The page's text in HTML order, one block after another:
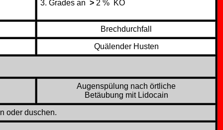
3. Grades an > 2 % KO
Brechdurchfall
Quälender Husten
Augenspülung nach örtliche
Betäubung mit Lidocain
oder duschen.